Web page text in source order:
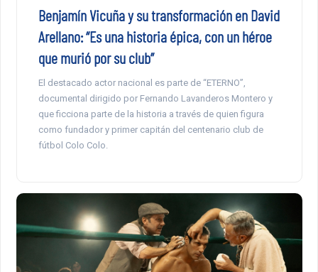
Benjamín Vicuña y su transformación en David
Arellano: “Es una historia épica, con un héroe
que murió por su club”
El destacado actor nacional es parte de “ETERNO”,
documental dirigido por Fernando Lavanderos Montero y
que ficciona parte de la historia a través de quien figura
como fundador y primer capitán del centenario club de
fútbol Colo Colo.